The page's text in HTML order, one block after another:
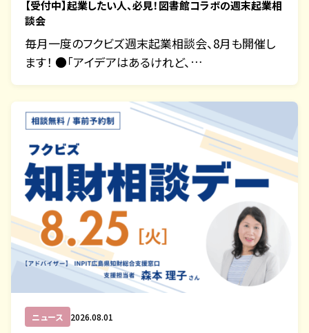
【受付中】起業したい人、必見！図書館コラボの週末起業相
談会
毎月一度のフクビズ週末起業相談会、8月も開催し
ます！ ●「アイデアはあるけれど、…
ニュース 2026.08.01